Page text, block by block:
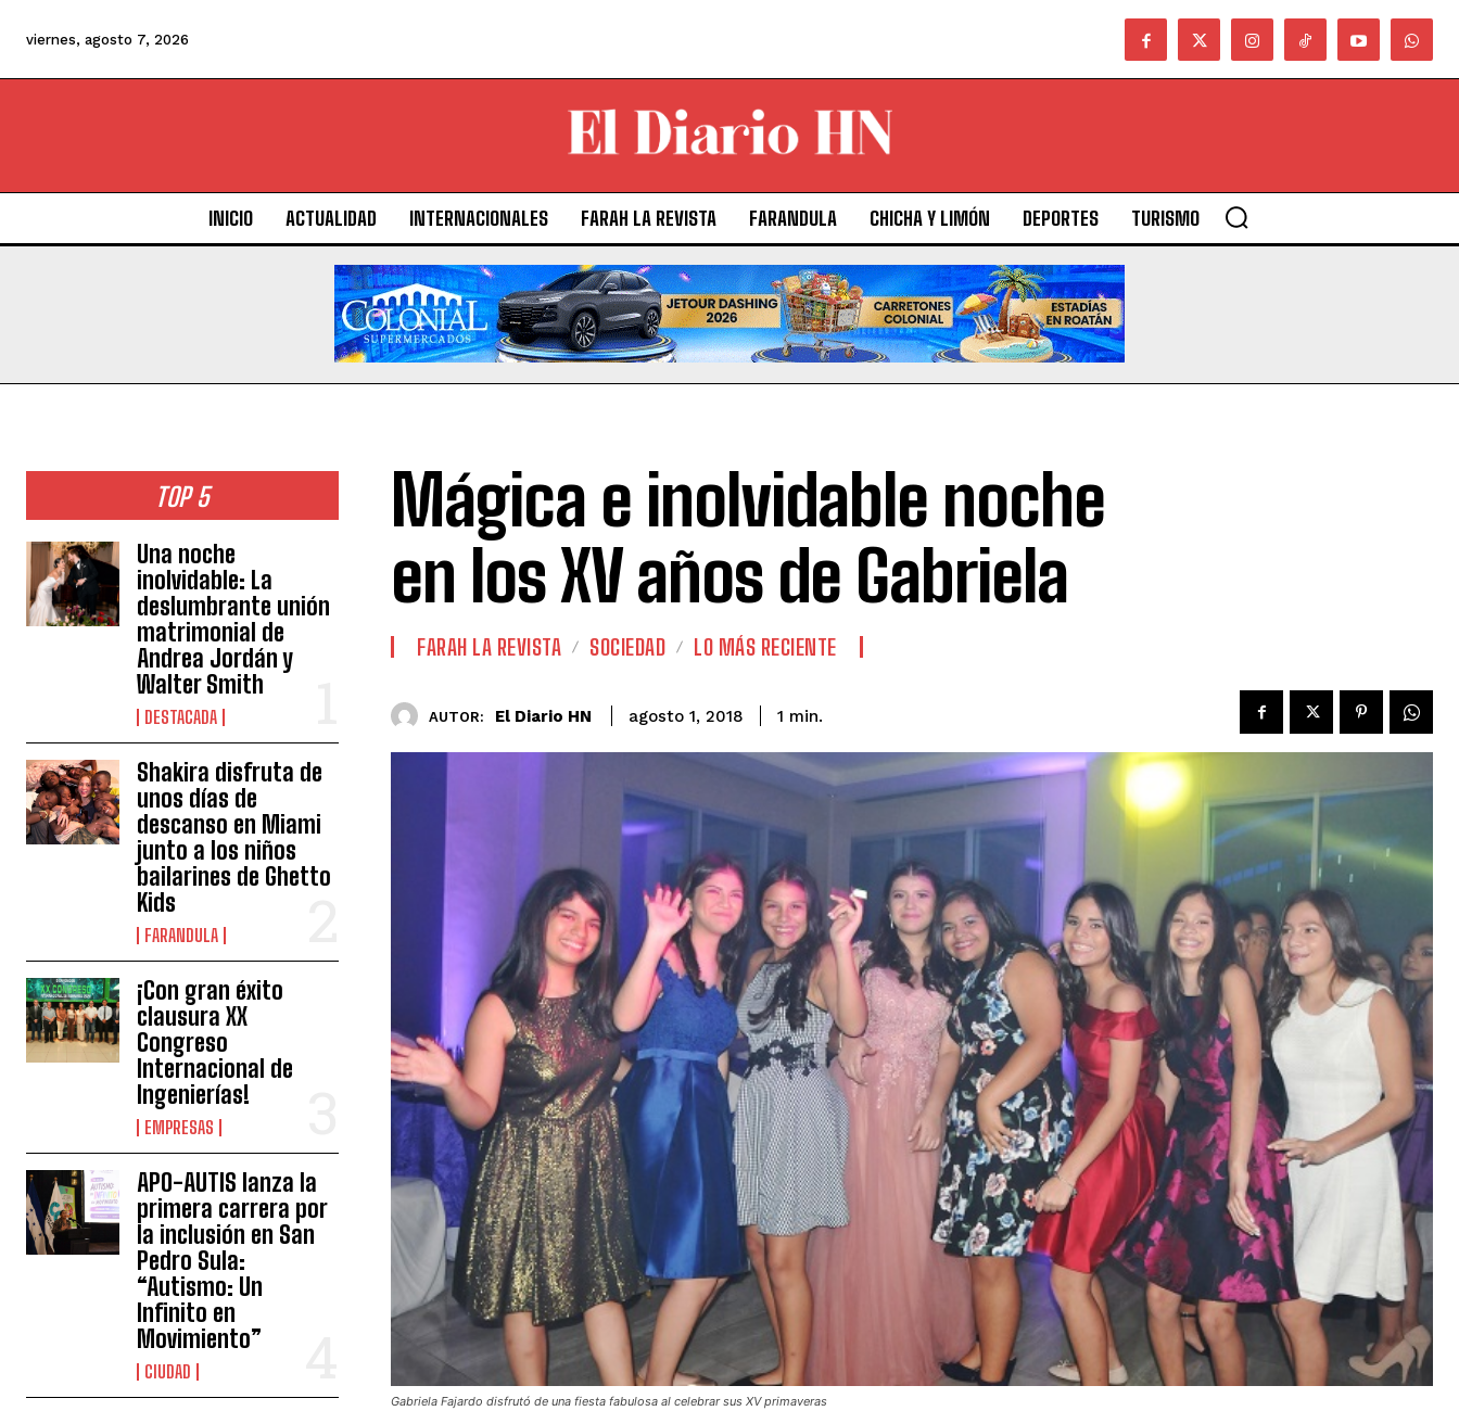
viernes, agosto 7, 2026
INICIO ACTUALIDAD INTERNACIONALES FARAH LA REVISTA FARANDULA CHICHA Y LIMÓN DEPORTES TURISMO
TOP 5
Una noche
inolvidable: La
deslumbrante unión
matrimonial de
Andrea Jordán y
Walter Smith
DESTACADA
Shakira disfruta de
unos días de
descanso en Miami
junto a los niños
bailarines de Ghetto
Kids
FARANDULA
¡Con gran éxito
clausura XX
Congreso
Internacional de
Ingenierías!
EMPRESAS
APO-AUTIS lanza la
primera carrera por
la inclusión en San
Pedro Sula:
“Autismo: Un
Infinito en
Movimiento”
CIUDAD
Mágica e inolvidable noche
en los XV años de Gabriela
FARAH LA REVISTA SOCIEDAD LO MÁS RECIENTE
AUTOR: El Diario HN agosto 1, 2018 1 min.
Gabriela Fajardo disfrutó de una fiesta fabulosa al celebrar sus XV primaveras